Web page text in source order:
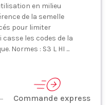
en milieu
de la semelle
pour limiter
casse les codes de la
Normes : S3 L HI ...
Commande express